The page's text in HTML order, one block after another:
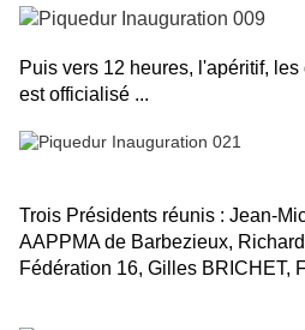
Puis vers 12 heures, l'apéritif,
est officialisé ...
Trois Présidents réunis : Jean-
AAPPMA de Barbezieux,
Fédération 16, Gilles BRICHET,